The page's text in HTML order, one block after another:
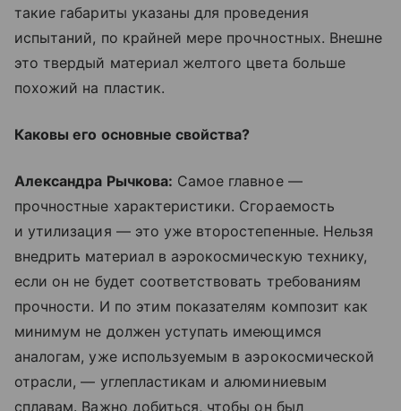
такие габариты указаны для проведения
испытаний, по крайней мере прочностных. Внешне
это твердый материал желтого цвета больше
похожий на пластик.
Каковы его основные свойства?
Александра Рычкова: Самое главное —
прочностные характеристики. Сгораемость
и утилизация — это уже второстепенные. Нельзя
внедрить материал в аэрокосмическую технику,
если он не будет соответствовать требованиям
прочности. И по этим показателям композит как
минимум не должен уступать имеющимся
аналогам, уже используемым в аэрокосмической
отрасли, — углепластикам и алюминиевым
сплавам. Важно добиться, чтобы он был